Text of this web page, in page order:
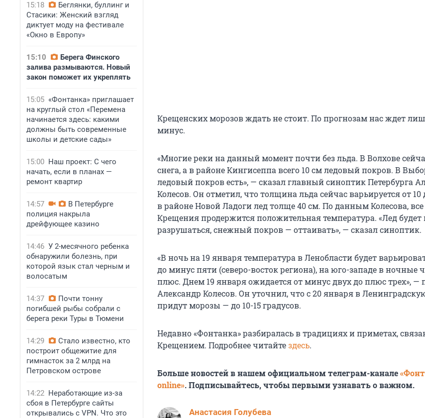
15:18
Беглянки, буллинг и
Стасики: Женский взгляд
диктует моду на фестивале
«Окно в Европу»
15:10
Берега Финского
залива размываются. Новый
закон поможет их укреплять
15:05 «Фонтанка» приглашает
на круглый стол «Перемена
начинается здесь: какими
должны быть современные
школы и детские сады»
15:00 Наш проект: С чего
начать, если в планах —
ремонт квартир
14:57
В Петербурге
полиция накрыла
дрейфующее казино
14:46 У 2-месячного ребенка
обнаружили болезнь, при
которой язык стал черным и
волосатым
14:37
Почти тонну
погибшей рыбы собрали с
берега реки Туры в Тюмени
14:29
Стало известно, кто
построит общежитие для
гимнасток за 2 млрд на
Петровском острове
14:22 Неработающие из-за
сбоя в Петербурге сайты
открывались с VPN. Что это
Крещенских морозов ждать не стоит. По прогнозам нас ждет
минус.
«Многие реки на данный момент почти без льда. В Волхове
снега, а в районе Кингисеппа всего 10 см ледовый покров. В
ледовый покров есть», — сказал главный синоптик Петербурга
Колесов. Он отметил, что толщина льда сейчас варьируется от
в районе Новой Ладоги лед толще 40 см. По данным Колесова,
Крещения продержится положительная температура. «Лед
разрушаться, снежный покров — оттаивать», — сказал синоптик.
«В ночь на 19 января температура в Ленобласти будет
до минус пяти (северо-восток региона), на юго-западе в ночные
плюс. Днем 19 января ожидается от минус двух до плюс трех», —
Александр Колесов. Он уточнил, что с 20 января в
придут морозы — до 10-15 градусов.
Недавно «Фонтанка» разбиралась в традициях и приметах,
Крещением. Подробнее читайтездесь.
Больше новостей в нашем официальном телеграм-канале
online». Подписывайтесь, чтобы первыми узнавать о важном.
Анастасия Голубева